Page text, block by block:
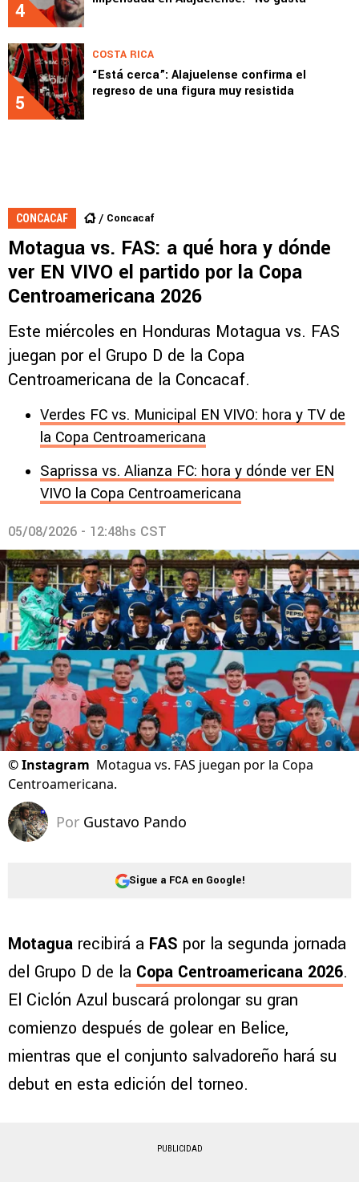
4
5
COSTA RICA
“Está cerca”: Alajuelense confirma el
regreso de una figura muy resistida
CONCACAF Concacaf
Motagua vs. FAS: a qué hora y dónde
ver EN VIVO el partido por la Copa
Centroamericana 2026
Este miércoles en Honduras Motagua vs. FAS
juegan por el Grupo D de la Copa
Centroamericana de la Concacaf.
Verdes FC vs. Municipal EN VIVO: hora y TV de
la Copa Centroamericana
Saprissa vs. Alianza FC: hora y dónde ver EN
VIVO la Copa Centroamericana
05/08/2026 - 12:48hs CST
©Instagram Motagua vs. FAS juegan por la Copa
Centroamericana.
Por Gustavo Pando
Sigue a FCA en Google!
Motagua recibirá a FAS por la segunda jornada
del Grupo D de la Copa Centroamericana 2026.
El Ciclón Azul buscará prolongar su gran
comienzo después de golear en Belice,
mientras que el conjunto salvadoreño hará su
debut en esta edición del torneo.
PUBLICIDAD